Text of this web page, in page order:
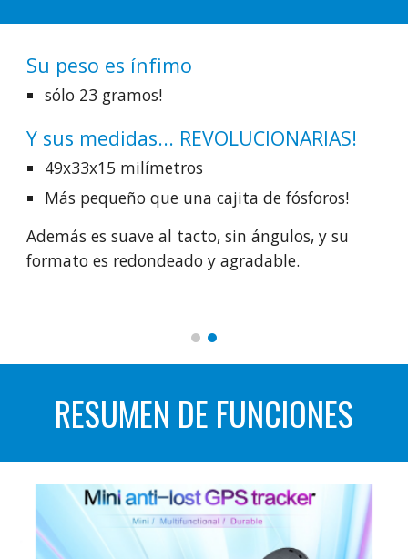
Su peso es ínfimo
sólo 23 gramos!
Y sus medidas... REVOLUCIONARIAS!
49x33x15 milímetros
Más pequeño que una cajita de fósforos!
Además es suave al tacto, sin ángulos, y su
formato es redondeado y agradable.
RESUMEN DE FUNCIONES